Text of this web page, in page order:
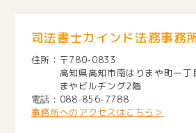
司法書士カインド法務事務
〒780-0833
高知県高知市南はりまや町一
まやビルヂング2階
088-856-7788
事務所へのアクセスはこちら＞